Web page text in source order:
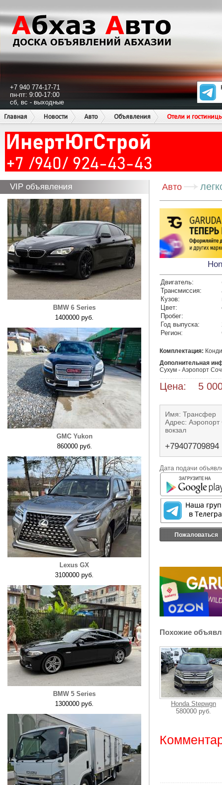
+7 940 774-17-71
пн-пт: 9:00-17:00
сб, вс - выходные
Главная
Новости Авто Объявления Отели и
VIP объявления
BMW 6 Series
1400000 руб.
GMC Yukon
860000 руб.
Lexus GX
3100000 руб.
BMW 5 Series
1300000 руб.
Авто
Двигатель:
Трансмиссия:
Кузов:
Цвет:
Пробег:
Год выпуска:
Регион:
Комплектация:
Дополнительная
Сухум - Аэропорт
Цена: 5
Имя: Трансфер
Адрес:
вокзал
+79407709894
Дата подачи
Пожаловаться
Похожие
Honda Stepwgn
580000 руб.